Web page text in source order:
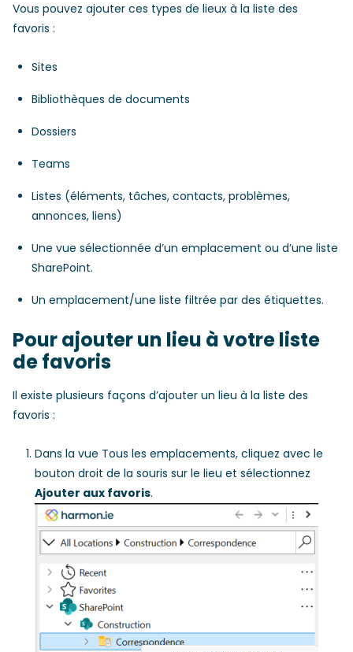
Vous pouvez ajouter ces types de lieux à la liste des
favoris :
Sites
Bibliothèques de documents
Dossiers
Teams
Listes (éléments, tâches, contacts, problèmes,
annonces, liens)
Une vue sélectionnée d’un emplacement ou d’une liste
SharePoint.
Un emplacement/une liste filtrée par des étiquettes.
Pour ajouter un lieu à votre liste
de favoris
Il existe plusieurs façons d’ajouter un lieu à la liste des
favoris :
Dans la vue Tous les emplacements, cliquez avec le
bouton droit de la souris sur le lieu et sélectionnez
Ajouter aux favoris.